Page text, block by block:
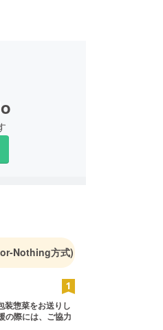
Nothing方式)
装惣菜をお送りし
の際には、ご協力